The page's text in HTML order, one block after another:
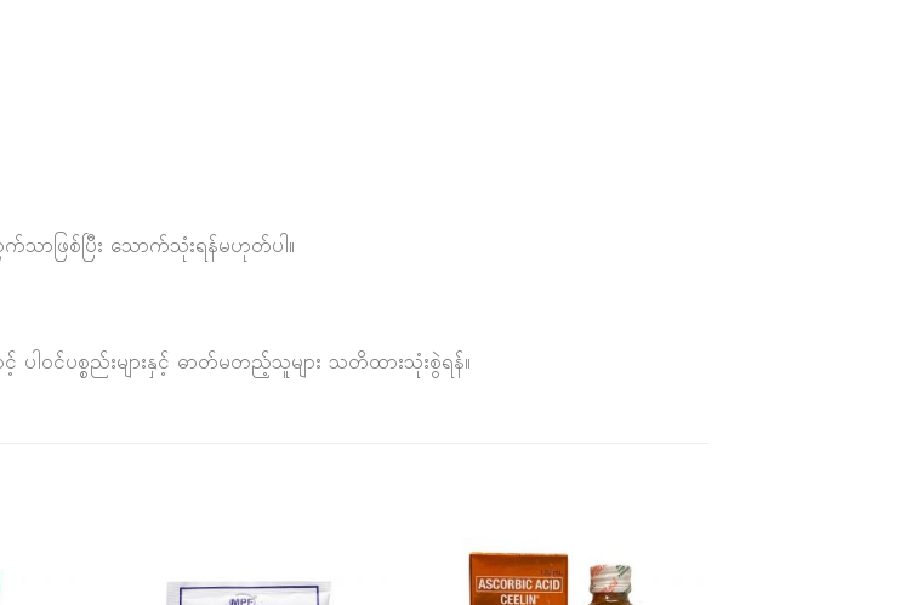
သာဖြစ်ပြီး သောက်သုံးရန်မဟုတ်ပါ။
ါဝင်ပစ္စည်းများနှင့် ဓာတ်မတည့်သူများ သတိထားသုံးစွဲရန်။